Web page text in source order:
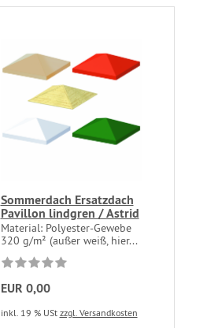
Sommerdach Ersatzdach
Pavillon lindgren / Astrid
Material: Polyester-Gewebe
320 g/m² (außer weiß, hier...
EUR 0,00
inkl. 19 % USt zzgl. Versandkosten